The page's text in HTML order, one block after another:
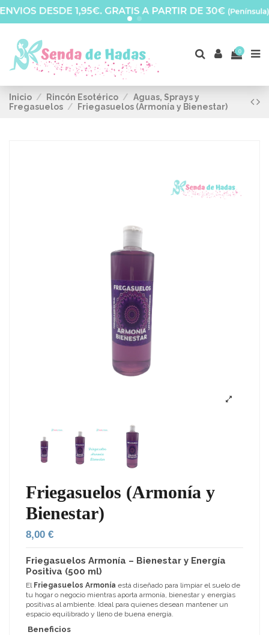
0
Inicio Rincón Esotérico
Aguas, Sprays y
Fregasuelos
Friegasuelos (Armonía y Bienestar)
Friegasuelos (Armonía y
Bienestar)
8,00 €
Friegasuelos Armonía – Bienestar y Energía
Positiva (500 ml)
El Friegasuelos Armonía está diseñado para limpiar el suelo de
tu hogar o negocio mientras aporta armonía, bienestar y energías
positivas al ambiente. Ideal para quienes desean mantener un
espacio equilibrado y lleno de buena energía.
Beneficios